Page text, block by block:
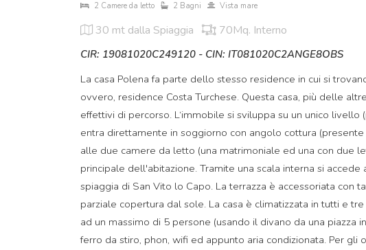
2 Camere da letto 2 Bagni Vista mare
30 mt dalla Spiaggia 70Mq. Interno
CIR: 19081020C249120 - CIN: IT081020C2ANGE8OBS
La casa Polena fa parte dello stesso residence in cui si
ovvero, residence Costa Turchese. Questa casa, più delle
effettivi di percorso. L‘immobile si sviluppa su un unico
entra direttamente in soggiorno con angolo cottura
alle due camere da letto (una matrimoniale ed una con due
principale dell'abitazione. Tramite una scala interna si
spiaggia di San Vito lo Capo. La terrazza è accessoriata
parziale copertura dal sole. La casa è climatizzata in tutti e
ad un massimo di 5 persone (usando il divano da una piazza
ferro da stiro, phon, wifi ed appunto aria condizionata. Per gli